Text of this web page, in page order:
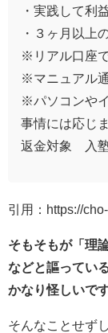
・実践して利
・３ヶ月以上
※リアル口座
※マニュアル
※パソコンや
事情には応じ
返金対象 入
引用：https://
そもそもが「理
などと謳ってい
かなり怪しいで
そんなことせず